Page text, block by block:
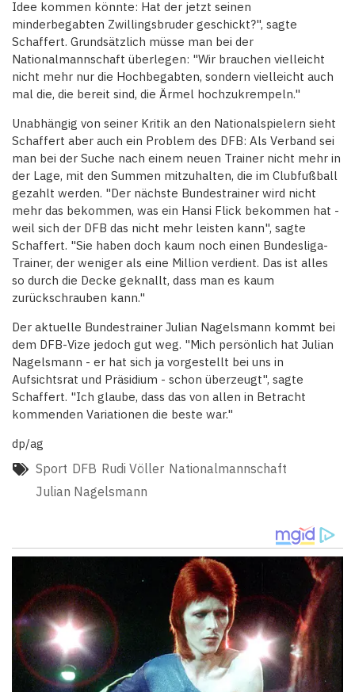
Idee kommen könnte: Hat der jetzt seinen
minderbegabten Zwillingsbruder geschickt?", sagte
Schaffert. Grundsätzlich müsse man bei der
Nationalmannschaft überlegen: "Wir brauchen vielleicht
nicht mehr nur die Hochbegabten, sondern vielleicht auch
mal die, die bereit sind, die Ärmel hochzukrempeln."
Unabhängig von seiner Kritik an den Nationalspielern sieht
Schaffert aber auch ein Problem des DFB: Als Verband sei
man bei der Suche nach einem neuen Trainer nicht mehr in
der Lage, mit den Summen mitzuhalten, die im Clubfußball
gezahlt werden. "Der nächste Bundestrainer wird nicht
mehr das bekommen, was ein Hansi Flick be­kommen hat -
weil sich der DFB das nicht mehr leisten kann", sagte
Schaffert. "Sie haben doch kaum noch einen Bundesliga-
Trainer, der weniger als eine Million verdient. Das ist alles
so durch die Decke geknallt, dass man es kaum
zurückschrauben kann."
Der aktuelle Bundestrainer Julian Nagelsmann kommt bei
dem DFB-Vize jedoch gut weg. "Mich persönlich hat Julian
Nagelsmann - er hat sich ja vorgestellt bei uns in
Aufsichtsrat und Präsidium - schon überzeugt", sagte
Schaffert. "Ich glaube, dass das von al­len in Betracht
kommenden Variationen die beste war."
dp/ag
Sport DFB Rudi Völler Nationalmannschaft
Julian Nagelsmann